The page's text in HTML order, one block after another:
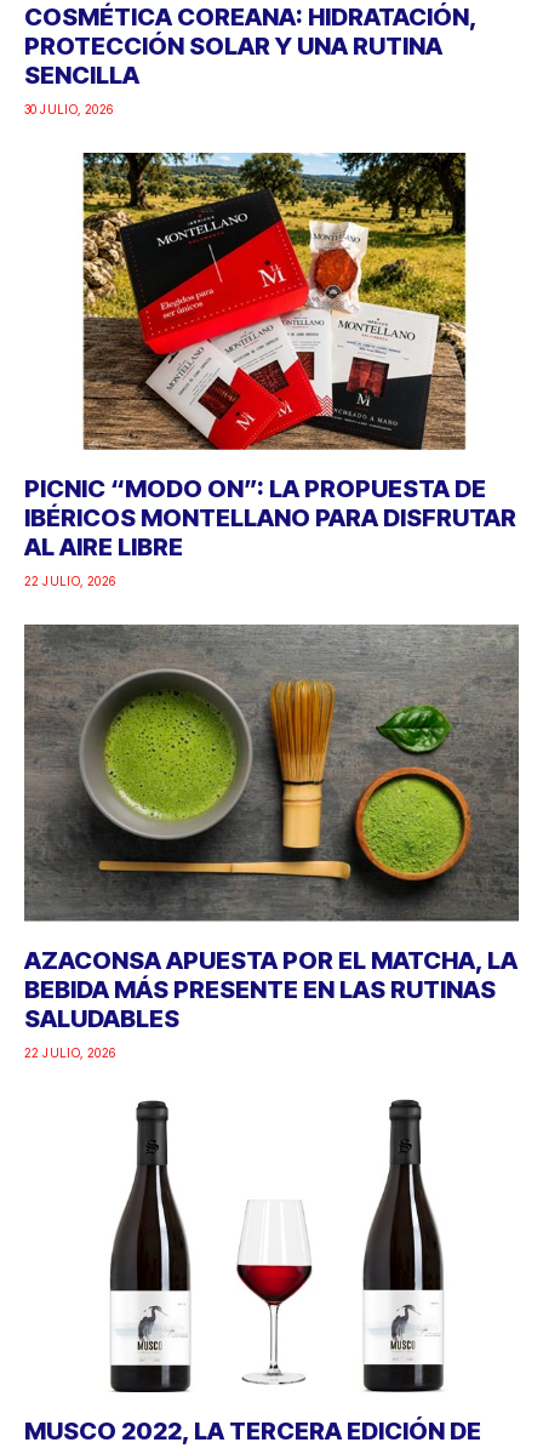
COSMÉTICA COREANA: HIDRATACIÓN,
PROTECCIÓN SOLAR Y UNA RUTINA
SENCILLA
30 JULIO, 2026
PICNIC “MODO ON”: LA PROPUESTA DE
IBÉRICOS MONTELLANO PARA DISFRUTAR
AL AIRE LIBRE
22 JULIO, 2026
AZACONSA APUESTA POR EL MATCHA, LA
BEBIDA MÁS PRESENTE EN LAS RUTINAS
SALUDABLES
22 JULIO, 2026
MUSCO 2022, LA TERCERA EDICIÓN DE